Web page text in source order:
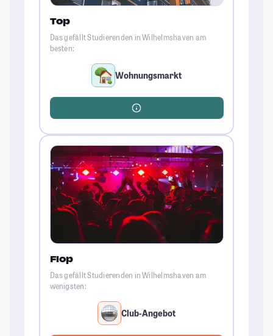
Top
Das gefällt Studierenden in Wilhelmshaven am
besten:
Wohnungsmarkt
Flop
Das gefällt Studierenden in Wilhelmshaven am
wenigsten:
Club-Angebot